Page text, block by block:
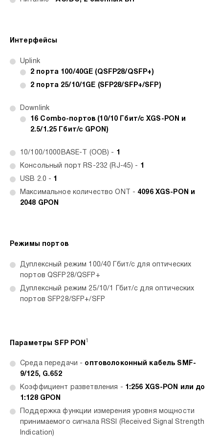
Интерфейсы
Uplink
2 порта 100/40GE (QSFP28/QSFP+)
2 порта 25/10/1GE (SFP28/SFP+/SFP)
Downlink
16 Сombo-портов (10/10 Гбит/с XGS-PON и
2.5/1.25 Гбит/с GPON)
10/100/1000BASE-T (ООВ) - 1
Консольный порт RS-232 (RJ-45) - 1
USB 2.0 - 1
Максимальное количество ONT - 4096 XGS-PON и
2048 GPON
Режимы портов
Дуплексный режим 100/40 Гбит/с для оптических
портов QSFP28/QSFP+
Дуплексный режим 25/10/1 Гбит/c для оптических
портов SFP28/SFP+/SFP
Параметры SFP PON 1
Среда передачи - оптоволоконный кабель SMF-
9/125, G.652
Коэффициент разветвления - 1:256 XGS-PON или до
1:128 GPON
Поддержка функции измерения уровня мощности
принимаемого сигнала RSSI (Received Signal Strength
Indication)